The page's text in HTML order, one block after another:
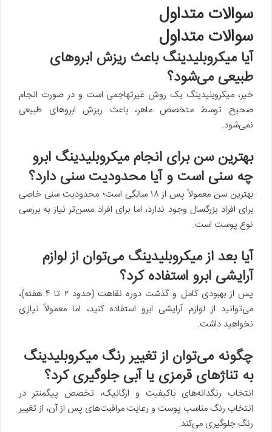
سوالات متداول
سوالات متداول
آیا میکروبلیدینگ باعث ریزش ابروهای
طبیعی می‌شود؟
خیر، میکروبلیدینگ یک روش غیرتهاجمی است و در صورت انجام
صحیح توسط متخصص ماهر، باعث ریزش ابروهای طبیعی
نمی‌شود.
بهترین سن برای انجام میکروبلیدینگ ابرو
چه سنی است و آیا محدودیت سنی دارد؟
بهترین سن معمولاً پس از ۱۸ سالگی است؛ محدودیت سنی خاصی
برای افراد بزرگسال وجود ندارد، اما برای افراد مسن‌تر نیاز به بررسی
نوع پوست است.
آیا بعد از میکروبلیدینگ می‌توان از لوازم
آرایشی ابرو استفاده کرد؟
پس از بهبودی کامل و گذشت دوره نقاهت (حدود ۲ تا ۴ هفته)،
می‌توانید از لوازم آرایشی ابرو استفاده کنید، اما معمولاً نیازی
نخواهید داشت.
چگونه می‌توان از تغییر رنگ میکروبلیدینگ
به تناژهای قرمزی یا آبی جلوگیری کرد؟
انتخاب رنگدانه‌های باکیفیت و ارگانیک، تخصص پیگمنتر در
انتخاب رنگ مناسب پوست و رعایت مراقبت‌های پس از آن، از تغییر
رنگ جلوگیری می‌کند.